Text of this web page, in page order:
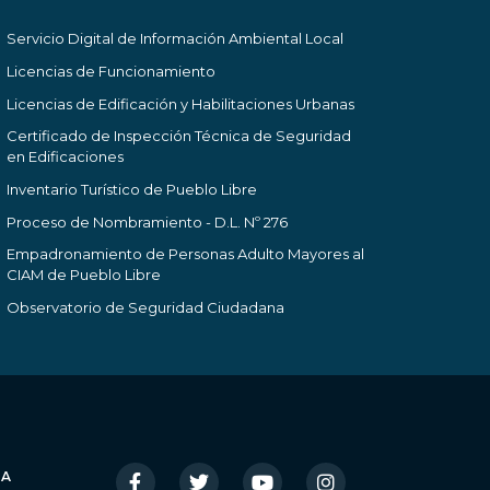
Servicio Digital de Información Ambiental Local
Licencias de Funcionamiento
Licencias de Edificación y Habilitaciones Urbanas
Certificado de Inspección Técnica de Seguridad
en Edificaciones
Inventario Turístico de Pueblo Libre
Proceso de Nombramiento - D.L. Nº 276
Empadronamiento de Personas Adulto Mayores al
CIAM de Pueblo Libre
Observatorio de Seguridad Ciudadana